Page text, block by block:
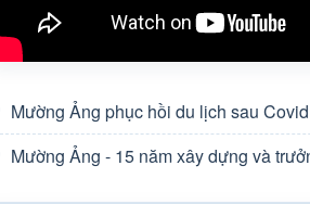
Mường Ảng phục hồi du lịch sau
Mường Ảng - 15 năm xây dựng và